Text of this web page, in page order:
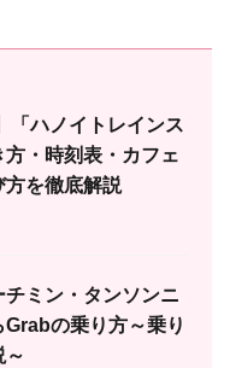
「ハノイトレインス
方・時刻表・カフェ
方を徹底解説
チミン・タンソンニ
Grabの乗り方～乗り
～